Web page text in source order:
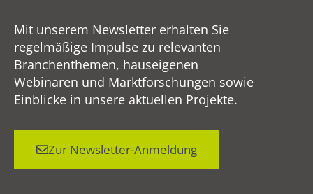
Mit unserem Newsletter erhalten Sie
regelmäßige Impulse zu relevanten
Branchenthemen, hauseigenen
Webinaren und Marktforschungen sowie
Einblicke in unsere aktuellen Projekte.
Zur Newsletter-Anmeldung